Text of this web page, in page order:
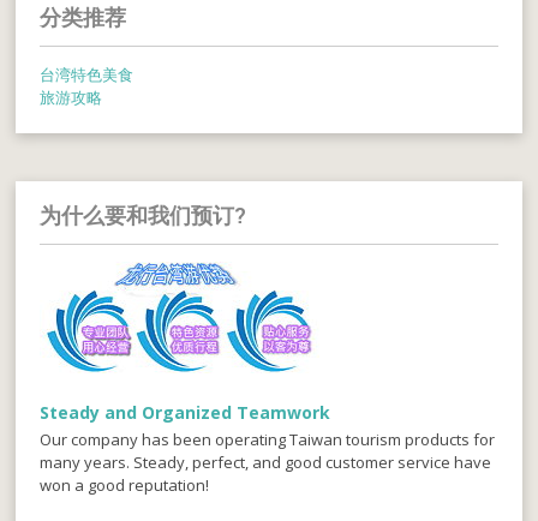
分类推荐
台湾特色美食
旅游攻略
为什么要和我们预订?
Steady and Organized Teamwork
Our company has been operating Taiwan tourism products for
many years. Steady, perfect, and good customer service have
won a good reputation!